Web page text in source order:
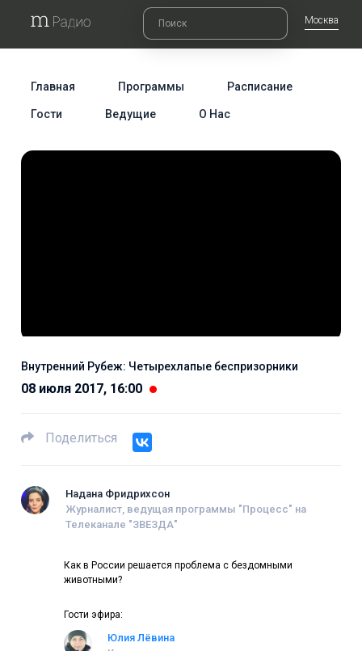
Москва
Главная Программы Расписание
Гости Ведущие О Нас
Внутренний Рубеж: Четырехлапые беспризорники
08 июля 2017, 16:00
Поделиться
Надана Фридрихсон
Журналист, ведущая программы "Процесс" на
Телеканале "ЗВЕЗДА"
Как в России решается проблема с бездомными
животными?
Гости эфира:
Юлия Лёвина